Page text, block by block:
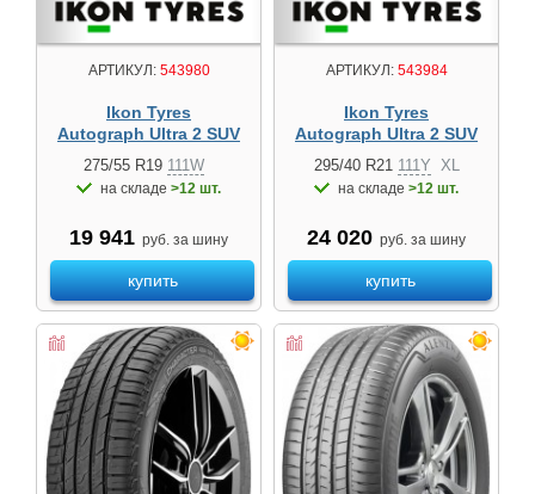
АРТИКУЛ:543980
Ikon Tyres
Autograph Ultra 2 SUV
275/55 R19 111W
на складе >12 шт.
19 941 руб. за шину
купить
АРТИКУЛ:543984
Ikon Tyres
Autograph Ultra 2 SUV
295/40 R21 111Y XL
на складе >12 шт.
24 020 руб. за шину
купить